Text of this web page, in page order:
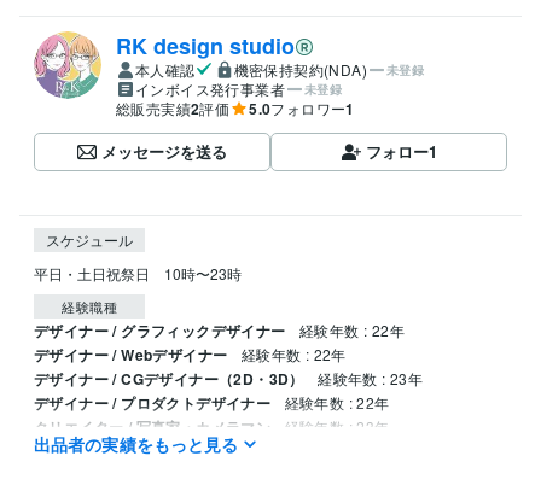
RK design studio
本人確認 機密保持契約(NDA) 未登録
インボイス発行事業者 未登録
総販売実績2評価 5.0フォロワー1
メッセージを送る フォロー1
スケジュール
平日・土日祝祭日　10時〜23時
経験職種
デザイナー / グラフィックデザイナー 経験年数 : 22年
デザイナー / Webデザイナー 経験年数 : 22年
デザイナー / CGデザイナー（2D・3D） 経験年数 : 23年
デザイナー / プロダクトデザイナー 経験年数 : 22年
クリエイター / 写真家・カメラマン 経験年数 : 23年
出品者の実績をもっと見る